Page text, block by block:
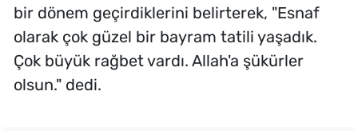
bir dönem geçirdiklerini belirterek, "Esnaf
olarak çok güzel bir bayram tatili yaşadık.
Çok büyük rağbet vardı. Allah'a şükürler
olsun." dedi.